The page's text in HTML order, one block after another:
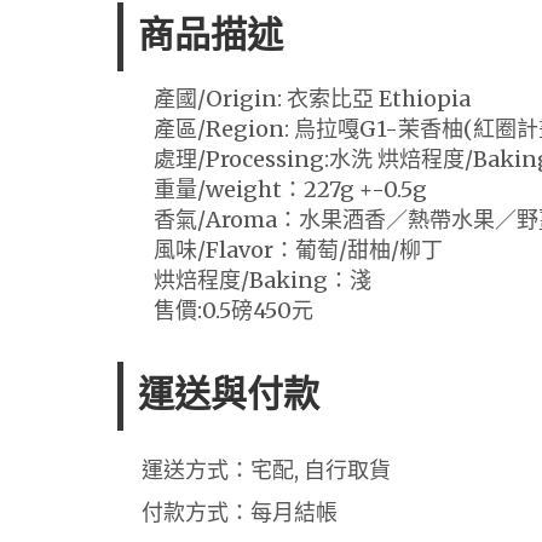
商品描述
產國/Origin: 衣索比亞 Ethiopia
產區/Region: 烏拉嘎G1-茉香柚(紅圈
處理/Processing:水洗 烘焙程度/
重量/weight：227g +-0.5g
香氣/Aroma：水果酒香／熱帶水果／
風味/Flavor：葡萄/甜柚/柳丁
烘焙程度/Baking：淺
售價:0.5磅450元
運送與付款
運送方式：宅配, 自行取貨
付款方式：每月結帳